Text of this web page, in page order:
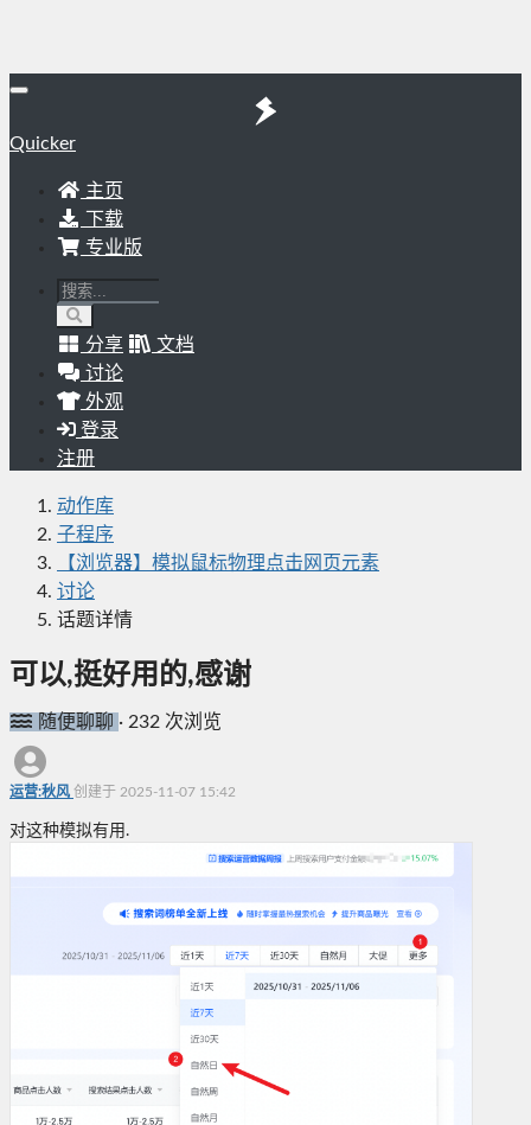
Quicker
主页
下载
专业版
分享
文档
讨论
外观
登录
注册
动作库
子程序
【浏览器】模拟鼠标物理点击网页元素
讨论
话题详情
可以,挺好用的,感谢
随便聊聊 · 232 次浏览
运营:秋风 创建于 2025-11-07 15:42
对这种模拟有用.